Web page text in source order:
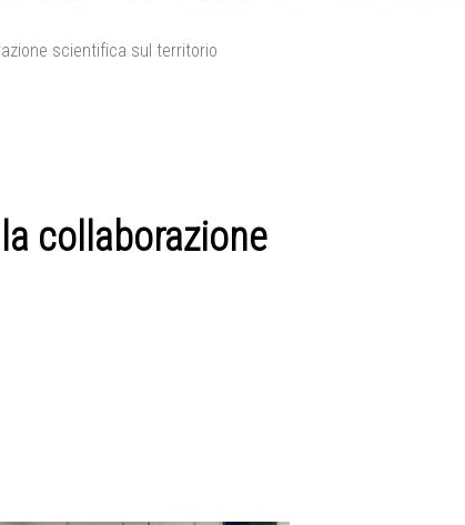
scientifica sul territorio
la collaborazione